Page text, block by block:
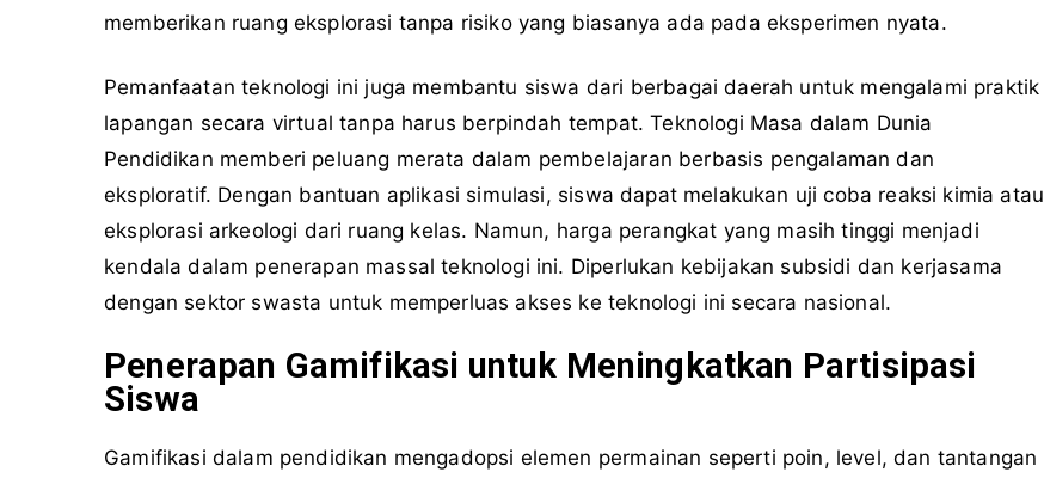
memberikan ruang eksplorasi tanpa risiko yang biasanya ada pada eksperimen nyata.
Pemanfaatan teknologi ini juga membantu siswa dari berbagai daerah untuk mengalami praktik
lapangan secara virtual tanpa harus berpindah tempat. Teknologi Masa dalam Dunia
Pendidikan memberi peluang merata dalam pembelajaran berbasis pengalaman dan
eksploratif. Dengan bantuan aplikasi simulasi, siswa dapat melakukan uji coba reaksi kimia atau
eksplorasi arkeologi dari ruang kelas. Namun, harga perangkat yang masih tinggi menjadi
kendala dalam penerapan massal teknologi ini. Diperlukan kebijakan subsidi dan kerjasama
dengan sektor swasta untuk memperluas akses ke teknologi ini secara nasional.
Penerapan Gamifikasi untuk Meningkatkan Partisipasi
Siswa
Gamifikasi dalam pendidikan mengadopsi elemen permainan seperti poin, level, dan tantangan